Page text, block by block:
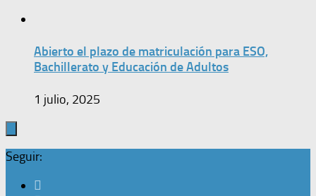
Abierto el plazo de matriculación para ESO,
Bachillerato y Educación de Adultos
1 julio, 2025
Seguir: